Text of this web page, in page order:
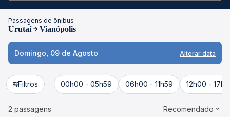
Passagens de ônibus
Urutaí Vianópolis
Domingo, 09 de Agosto Alterar data
Filtros 00h00 - 05h59 06h00 - 11h59 12h00 -
2 passagens Recomendado